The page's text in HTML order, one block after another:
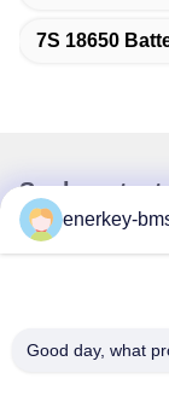
7S 18650
Snel contact
Gebied A,
Carbon
enerkey-
Good day, what